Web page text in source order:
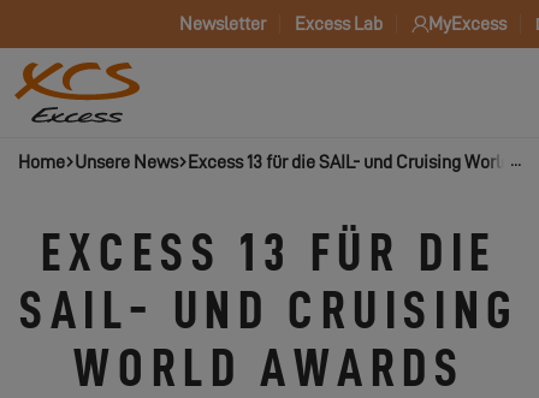
Newsletter Excess Lab MyExcess
Home Unsere News Excess 13 für die SAIL- und Cruising World
EXCESS 13 FÜR DIE
SAIL- UND CRUISING
WORLD AWARDS